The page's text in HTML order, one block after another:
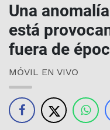
Una
está
fuera de
MÓVIL EN VIVO